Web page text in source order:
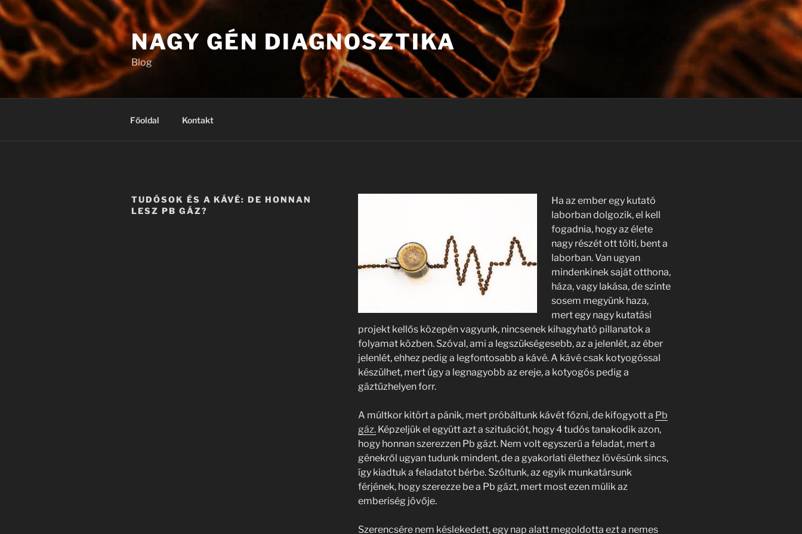
Tartalomhoz
NAGY GÉN DIAGNOSZTIKA
Blog
Főoldal Kontakt
TUDÓSOK ÉS A KÁVÉ: DE HONNAN
LESZ PB GÁZ?
Ha az ember egy kutató
laborban dolgozik, el kell
fogadnia, hogy az élete
nagy részét ott tölti, bent a
laborban. Van ugyan
mindenkinek saját otthona,
háza, vagy lakása, de szinte
sosem megyünk haza,
mert egy nagy kutatási
projekt kellős közepén vagyunk, nincsenek kihagyható pillanatok a
folyamat közben. Szóval, ami a legszükségesebb, az a jelenlét, az éber
jelenlét, ehhez pedig a legfontosabb a kávé. A kávé csak kotyogóssal
készülhet, mert úgy a legnagyobb az ereje, a kotyogós pedig a
gáztűzhelyen forr.
A múltkor kitört a pánik, mert próbáltunk kávét főzni, de kifogyott a Pb
gáz.Képzeljük el együtt azt a szituációt, hogy 4 tudós tanakodik azon,
hogy honnan szerezzen Pb gázt. Nem volt egyszerű a feladat, mert a
génekről ugyan tudunk mindent, de a gyakorlati élethez lövésünk sincs,
így kiadtuk a feladatot bérbe. Szóltunk, az egyik munkatársunk
férjének, hogy szerezze be a Pb gázt, mert most ezen múlik az
emberiség jövője.
Szerencsére nem késlekedett, egy nap alatt megoldotta ezt a nemes